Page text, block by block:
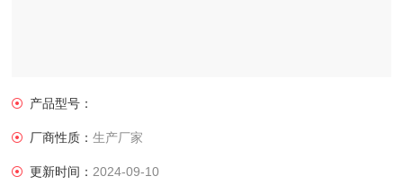
产品型号：
厂商性质：生产厂家
更新时间： 2024-09-10